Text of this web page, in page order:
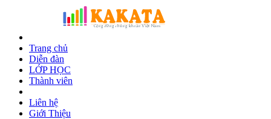
Trang chủ
Diễn đàn
LỚP HỌC
Thành viên
Liên hệ
Giới Thiệu